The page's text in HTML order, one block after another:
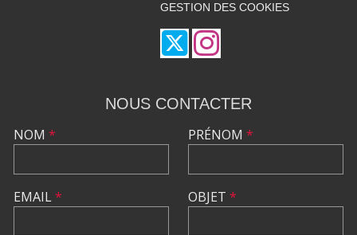
GESTION DES COOKIES
NOUS CONTACTER
NOM *
EMAIL*
PRÉNOM *
OBJET *